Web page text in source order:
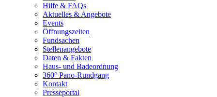
Hilfe & FAQs
Aktuelles & Angebote
Events
Öffnungszeiten
Fundsachen
Stellenangebote
Daten & Fakten
Haus- und Badeordnung
360° Pano-Rundgang
Kontakt
Presseportal